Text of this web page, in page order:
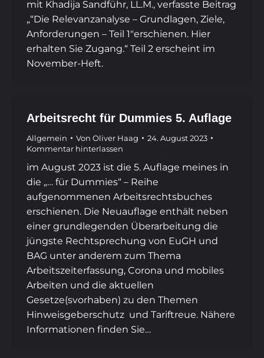
mit Khadija Sandführ, LL.M., verfasste Beitrag
„“Die Relevanzanalyse – Grundlagen, Ziele,
Anforderungen – Teil 1″erschienen. Hier
erhalten Sie Zugang.“ Teil 2 erscheint im
November-Heft.
Arbeitsrecht für Dummies 5. Auflage
Allgemein Von Oliver Haag
24. August 2023
Kommentar hinterlassen
im August 2023 ist die 5. Auflage meines in
die „… für Dummies“ – Reihe
aufgenommenen Arbeitsrechtsbuches
erschienen. Die Neuauflage enthält neben
einer grundlegenden Überarbeitung die
jüngste Rechtsprechung von EuGH und
BAG unter anderem zum Thema
Arbeitszeiterfassung, Corona und mobiles
Arbeiten und die aktuellen
Gesetze(svorhaben) zu den Themen
Hinweisgeberschutz und Tariftreue. Nähere
Informationen finden Sie…